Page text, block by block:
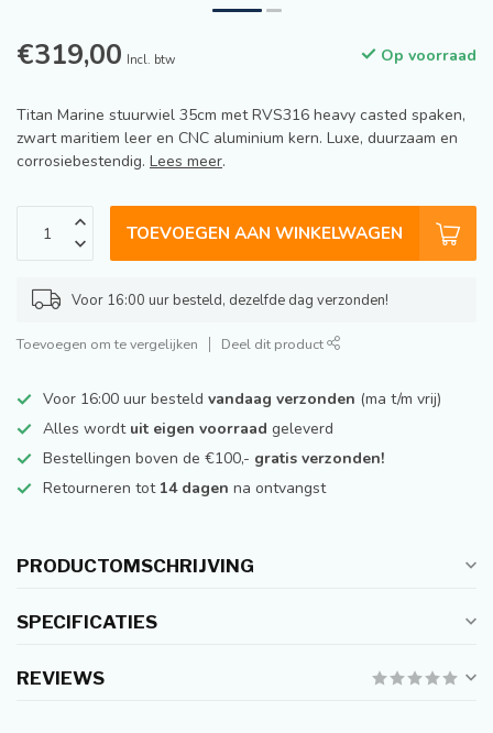
€319,00 Incl. btw Op voorraad
Titan Marine stuurwiel 35cm met RVS316 heavy casted spaken,
zwart maritiem leer en CNC aluminium kern. Luxe, duurzaam en
corrosiebestendig. Lees meer.
TOEVOEGEN AAN WINKELWAGEN
Voor 16:00 uur besteld, dezelfde dag verzonden!
Toevoegen om te vergelijken Deel dit product
Voor 16:00 uur besteld vandaag verzonden (ma t/m vrij)
Alles wordt uit eigen voorraad geleverd
Bestellingen boven de €100,- gratis verzonden!
Retourneren tot 14 dagen na ontvangst
PRODUCTOMSCHRIJVING
SPECIFICATIES
REVIEWS